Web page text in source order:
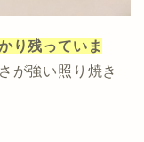
り残っていま
が強い照り焼き